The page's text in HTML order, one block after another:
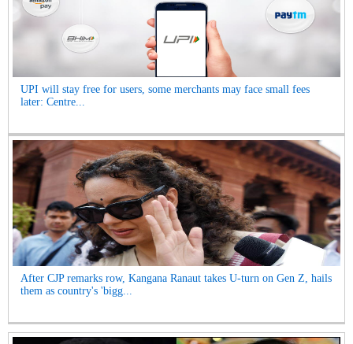
UPI will stay free for users, some merchants may face small fees
later: Centre...
After CJP remarks row, Kangana Ranaut takes U-turn on Gen Z, hails
them as country's 'bigg...